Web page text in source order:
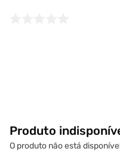
Produto
O produto não está